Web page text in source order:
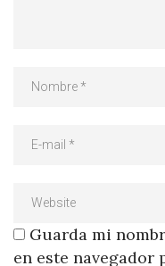
Guarda mi
en este navegador